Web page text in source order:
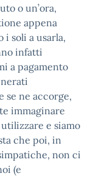
o un’ora,
appena
i soli a usarla,
infatti
a pagamento
se ne accorge,
immaginare
e siamo
che poi, in
non ci
(e